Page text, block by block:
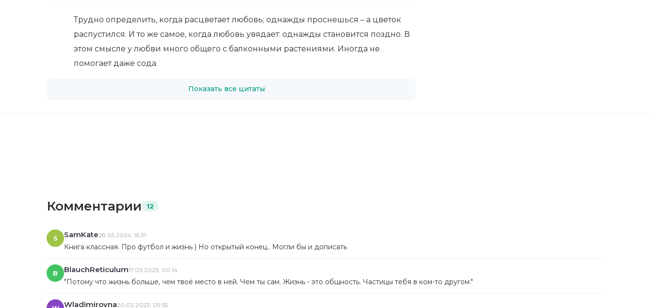
Трудно определить, когда расцветает любовь; однажды проснешься – а цветок
распустился. И то же самое, когда любовь увядает: однажды становится поздно. В
этом смысле у любви много общего с балконными растениями. Иногда не
помогает даже сода.
Показать все цитаты
Комментарии 12
S SamKate28.05.2024, 16:31
Книга классная. Про футбол и жизнь ) Но открытый конец.. Могли бы и дописать
B BlauchReticulum17.03.2023, 00:14
"Потому что жизнь больше, чем твоё место в ней. Чем ты сам. Жизнь - это общность. Частицы тебя в ком-то другом."
Wladimirovna20.02.2023, 09:55